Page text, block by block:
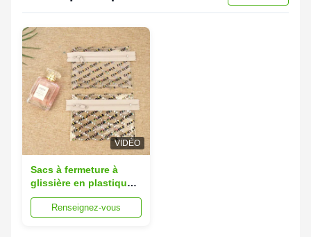
VIDÉO
Sacs à fermeture à
glissière en plastique
transparent
personnalisé 15x20 cm
Renseignez-vous